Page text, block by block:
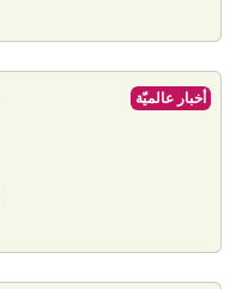
أخبار عالميّة